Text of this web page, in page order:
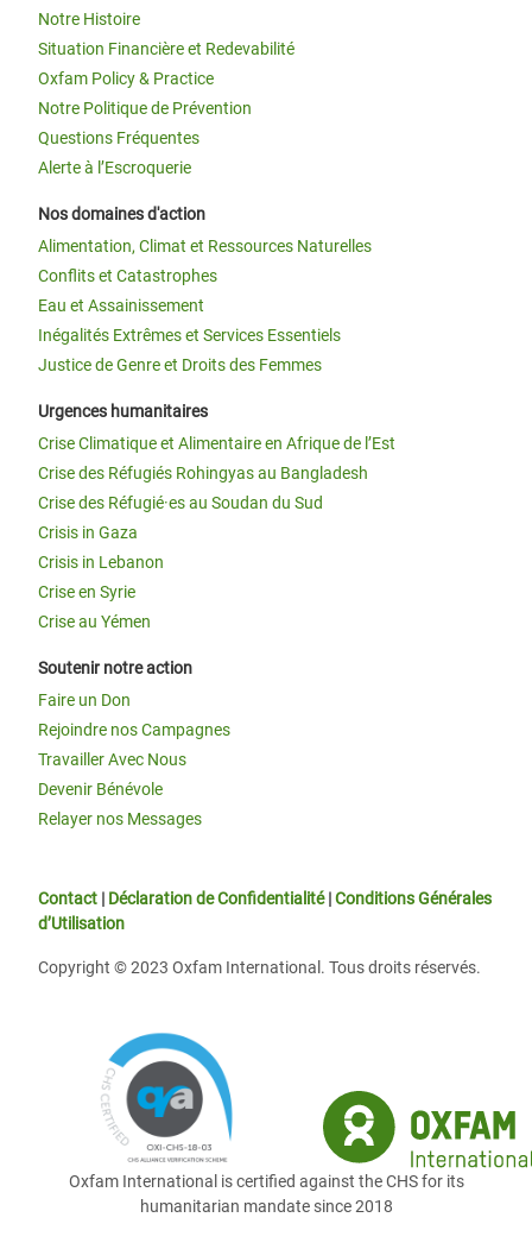
Notre Histoire
Situation Financière et Redevabilité
Oxfam Policy & Practice
Notre Politique de Prévention
Questions Fréquentes
Alerte à l’Escroquerie
Nos domaines d'action
Alimentation, Climat et Ressources Naturelles
Conflits et Catastrophes
Eau et Assainissement
Inégalités Extrêmes et Services Essentiels
Justice de Genre et Droits des Femmes
Urgences humanitaires
Crise Climatique et Alimentaire en Afrique de l’Est
Crise des Réfugiés Rohingyas au Bangladesh
Crise des Réfugié·es au Soudan du Sud
Crisis in Gaza
Crisis in Lebanon
Crise en Syrie
Crise au Yémen
Soutenir notre action
Faire un Don
Rejoindre nos Campagnes
Travailler Avec Nous
Devenir Bénévole
Relayer nos Messages
Contact | Déclaration de Confidentialité|Conditions Générales
d’Utilisation
Copyright © 2023 Oxfam International. Tous droits réservés.
Oxfam International is certified against the CHS for its
humanitarian mandate since 2018